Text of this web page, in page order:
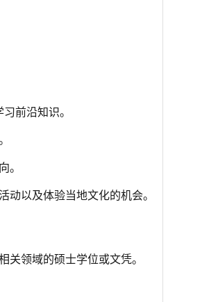
前沿知识。
。
动以及体验当地文化的机会。
关领域的硕士学位或文凭。